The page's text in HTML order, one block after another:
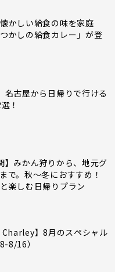
かしい給食の味を家庭
かしの給食カレー」が登
名古屋から日帰りで行ける
！
】みかん狩りから、地元グ
で。秋〜冬におすすめ！
楽しむ日帰りプラン
Charley】8月のスペシャル
8/16）